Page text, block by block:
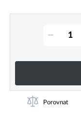
–
Porovnat